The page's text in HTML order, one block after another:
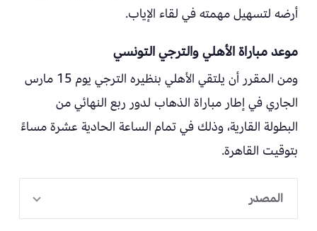
أرضه لتسهيل مهمته في لقاء الإياب.
موعد مباراة الأهلي والترجي التونسي
ومن المقرر أن يلتقي الأهلي بنظيره الترجي يوم 15 مارس
الجاري في إطار مباراة الذهاب لدور ربع النهائي من
البطولة القارية، وذلك في تمام الساعة الحادية عشرة مساءً
بتوقيت القاهرة.
المصدر